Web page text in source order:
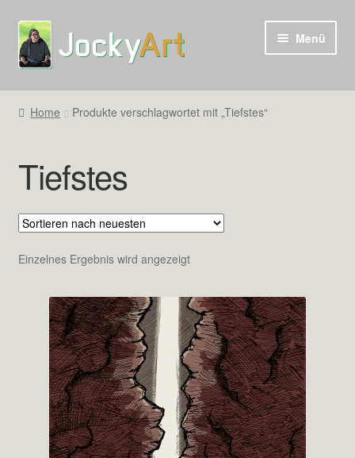
Zur
Navigation
springen
Zum
Inhalt
springen
Menü
Home Produkte verschlagwortet mit „Tiefstes“
Tiefstes
Einzelnes Ergebnis wird angezeigt